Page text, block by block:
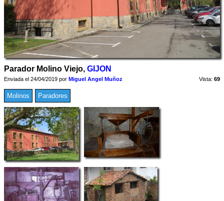
Parador Molino Viejo, GIJON
Enviada el 24/04/2019 por Miguel Angel Muñoz Vista: 69
Molinos Paradores